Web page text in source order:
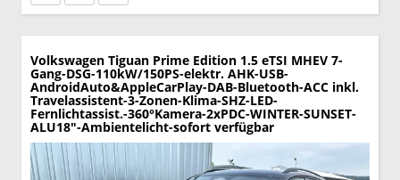
Volkswagen Tiguan Prime Edition 1.5 eTSI MHEV 7-
Gang-DSG-110kW/150PS-elektr. AHK-USB-
AndroidAuto&AppleCarPlay-DAB-Bluetooth-ACC inkl.
Travelassistent-3-Zonen-Klima-SHZ-LED-
Fernlichtassist.-360°Kamera-2xPDC-WINTER-SUNSET-
ALU18"-Ambientelicht-sofort verfügbar